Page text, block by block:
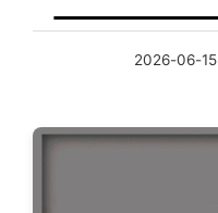
2026-06-15